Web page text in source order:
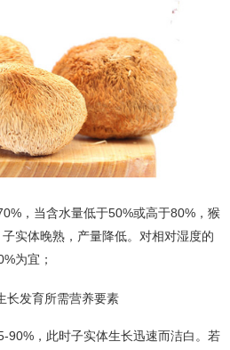
，当含水量低于50%或高于80%，猴
实体晚熟，产量降低。对相对湿度的
为宜；
90%，此时子实体生长迅速而洁白。若